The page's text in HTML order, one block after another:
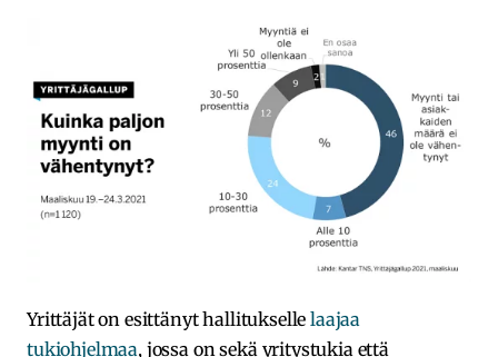
Yrittäjät on esittänyt hallituksellelaajaa
tukiohjelmaa, jossa on sekä yritystukia että